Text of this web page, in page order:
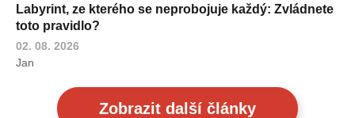
Labyrint, ze kterého se neprobojuje každý: Zvládnete
toto pravidlo?
02. 08. 2026
Jan
Zobrazit další články